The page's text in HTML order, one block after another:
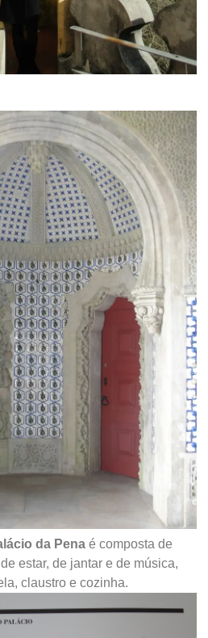
da Penaé composta de
estar, de jantar e de música,
claustro e cozinha.